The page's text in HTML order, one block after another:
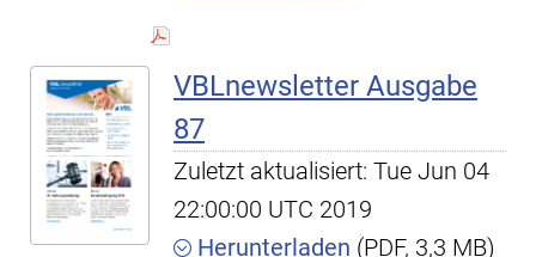
VBLnewsletter Ausgabe
87
Zuletzt aktualisiert: Tue Jun 04
22:00:00 UTC 2019
Herunterladen (PDF, 3,3 MB)